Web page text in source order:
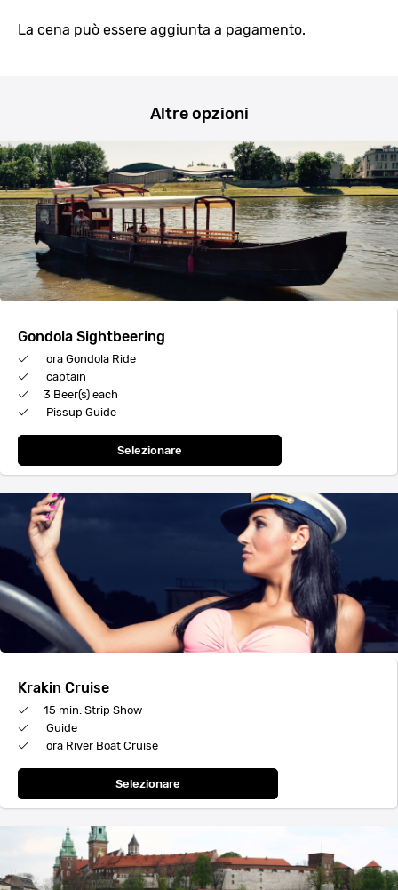
La cena può essere aggiunta a pagamento.
Altre opzioni
Gondola Sightbeering
ora Gondola Ride
captain
3 Beer(s) each
Pissup Guide
Selezionare
Krakin Cruise
15 min. Strip Show
Guide
ora River Boat Cruise
Selezionare